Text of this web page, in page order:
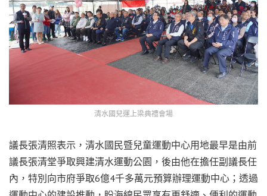
清水國兒運上梁典禮會場
議長張清照表示，清水國民暨兒童運動中心用地最早是由前
議長張清堂爭取興建清水運動公園，後由他在擔任副議長任
內，特別向市府爭取6億4千多萬元預算辦理運動中心；透過